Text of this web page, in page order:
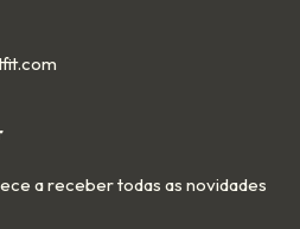
a receber todas as novidades